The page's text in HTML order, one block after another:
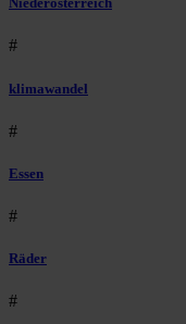
#
klimawandel
#
Essen
#
Räder
#